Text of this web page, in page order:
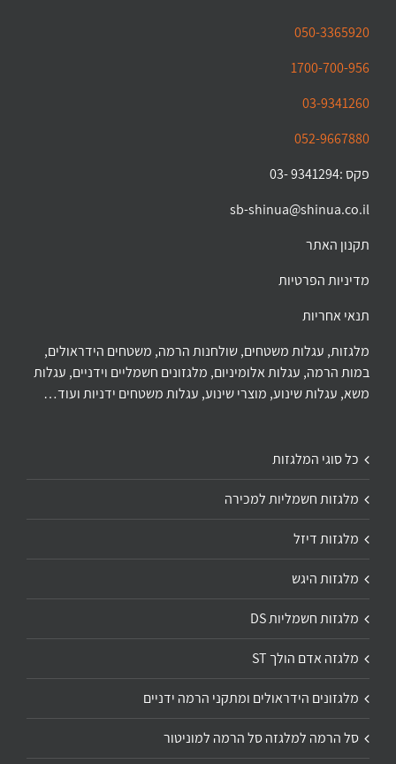
050-3365920
1700-700-956
03-9341260
052-9667880
פקס :9341294 -03
sb-shinua@shinua.co.il
תקנון האתר
מדיניות הפרטיות
תנאי אחריות
מלגזות, עגלות משטחים, שולחנות הרמה, משטחים הידראולים,
במות הרמה, עגלות אלומיניום, מלגזונים חשמליים וידניים, עגלות
משא, עגלות שינוע, מוצרי שינוע, עגלות משטחים ידניות ועוד…
כל סוגי המלגזות
מלגזות חשמליות למכירה
מלגזות דיזל
מלגזות היגש
מלגזות חשמליות DS
מלגזה אדם הולך ST
מלגזונים הידראולים ומתקני הרמה ידניים
סל הרמה למלגזה סל הרמה למוניטור